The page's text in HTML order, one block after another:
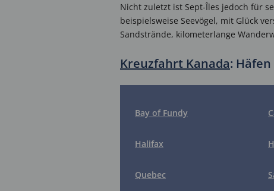
Nicht zuletzt ist Sept-Îles jedoch für
beispielsweise Seevögel, mit Glück
Sandstrände, kilometerlange
Kreuzfahrt Kanada:
Bay of Fundy
Halifax
Quebec